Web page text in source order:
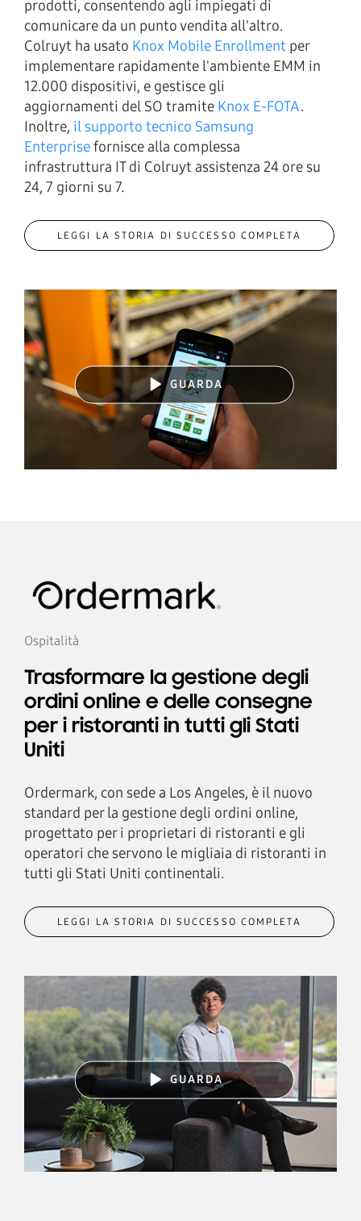
prodotti, consentendo agli impiegati di
comunicare da un punto vendita all'altro.
Colruyt ha usato Knox Mobile Enrollment per
implementare rapidamente l'ambiente EMM in
12.000 dispositivi, e gestisce gli
aggiornamenti del SO tramite Knox E-FOTA.
Inoltre, il supporto tecnico Samsung
Enterprisefornisce alla complessa
infrastruttura IT di Colruyt assistenza 24 ore su
24, 7 giorni su 7.
LEGGI LA STORIA DI SUCCESSO COMPLETA
GUARDA
Ospitalità
Trasformare la gestione degli
ordini online e delle consegne
per i ristoranti in tutti gli Stati
Uniti
Ordermark, con sede a Los Angeles, è il nuovo
standard per la gestione degli ordini online,
progettato per i proprietari di ristoranti e gli
operatori che servono le migliaia di ristoranti in
tutti gli Stati Uniti continentali.
LEGGI LA STORIA DI SUCCESSO COMPLETA
GUARDA